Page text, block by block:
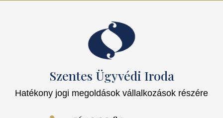
Szentes Ügyvédi Iroda
Hatékony jogi megoldások vállalkozások részére